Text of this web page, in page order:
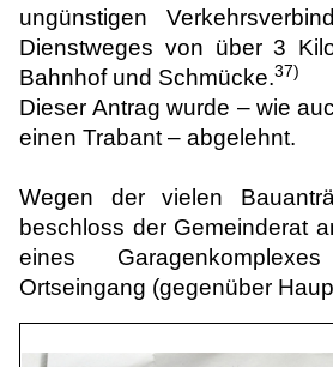
ungünstigen
Dienstweges von über 3
Bahnhof und Schmücke.37)
Dieser Antrag wurde – wie
einen Trabant – abgelehnt.
Wegen der vielen
beschloss der Gemeinderat
eines
Ortseingang (gegenüber